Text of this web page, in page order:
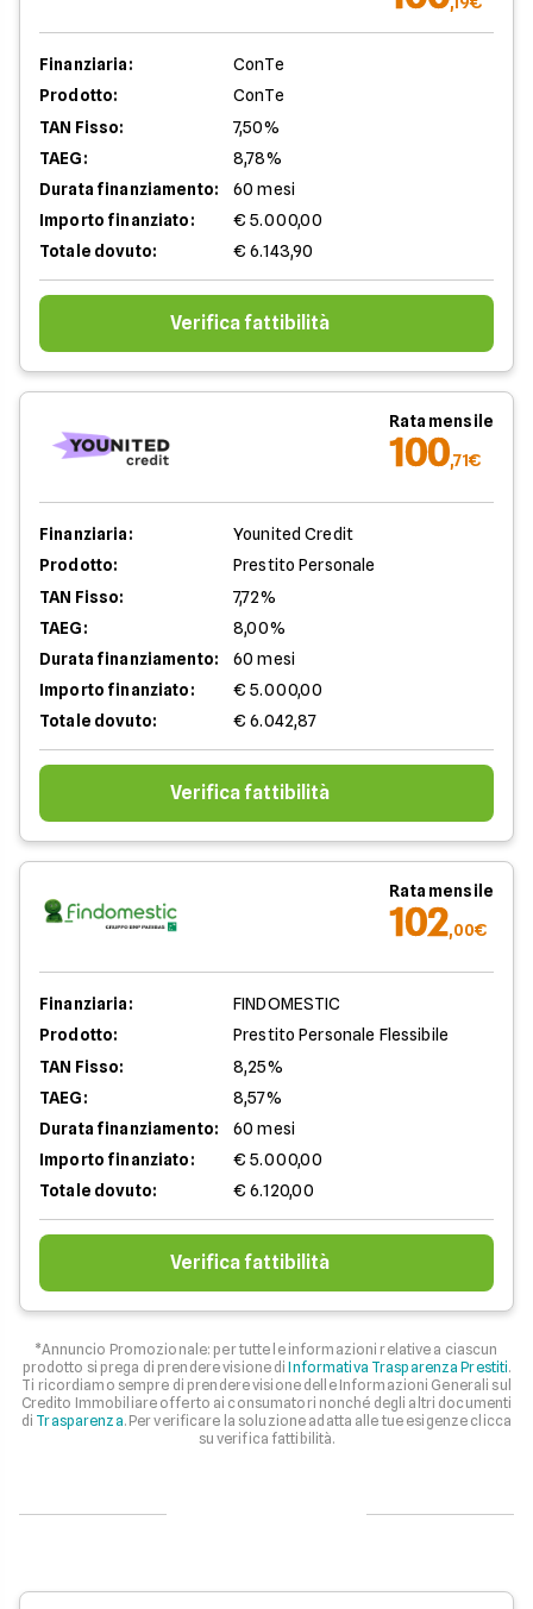
Finanziaria:
ConTe
Prodotto:
ConTe
TAN Fisso:
7,50%
TAEG:
8,78%
Durata finanziamento:
60 mesi
Importo finanziato:
€ 5.000,00
Totale dovuto:
€ 6.143,90
Verifica fattibilità
Rata mensile
100,71€
Finanziaria:
Younited Credit
Prodotto:
Prestito Personale
TAN Fisso:
7,72%
TAEG:
8,00%
Durata finanziamento:
60 mesi
Importo finanziato:
€ 5.000,00
Totale dovuto:
€ 6.042,87
Verifica fattibilità
Rata mensile
102,00€
Finanziaria:
FINDOMESTIC
Prodotto:
Prestito Personale Flessibile
TAN Fisso:
8,25%
TAEG:
8,57%
Durata finanziamento:
60 mesi
Importo finanziato:
€ 5.000,00
Totale dovuto:
€ 6.120,00
Verifica fattibilità
*Annuncio Promozionale: per tutte le informazioni relative a ciascun
prodotto si prega di prendere visione diInformativa Trasparenza Prestiti.
Ti ricordiamo sempre di prendere visione delle Informazioni Generali sul
Credito Immobiliare offerto ai consumatori nonché degli altri documenti
di Trasparenza. Per verificare la soluzione adatta alle tue esigenze clicca
su verifica fattibilità.